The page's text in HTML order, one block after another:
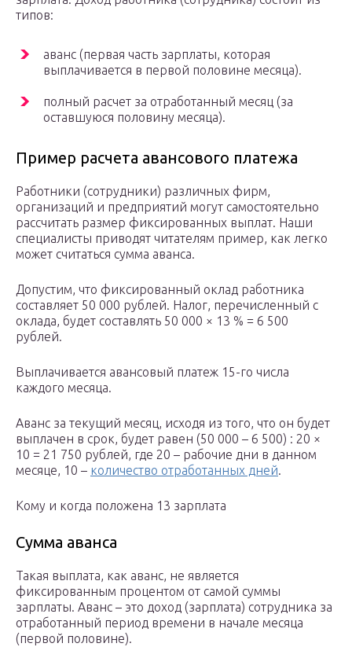
типов:
аванс (первая часть зарплаты, которая
выплачивается в первой половине месяца).
полный расчет за отработанный месяц (за
оставшуюся половину месяца).
Пример расчета авансового платежа
Работники (сотрудники) различных фирм,
организаций и предприятий могут самостоятельно
рассчитать размер фиксированных выплат. Наши
специалисты приводят читателям пример, как легко
может считаться сумма аванса.
Допустим, что фиксированный оклад работника
составляет 50 000 рублей. Налог, перечисленный с
оклада, будет составлять 50 000 × 13 % = 6 500
рублей.
Выплачивается авансовый платеж 15-го числа
каждого месяца.
Аванс за текущий месяц, исходя из того, что он будет
выплачен в срок, будет равен (50 000 – 6 500) : 20 ×
10 = 21 750 рублей, где 20 – рабочие дни в данном
месяце, 10 – количество отработанных дней.
Кому и когда положена 13 зарплата
Сумма аванса
Такая выплата, как аванс, не является
фиксированным процентом от самой суммы
зарплаты. Аванс – это доход (зарплата) сотрудника за
отработанный период времени в начале месяца
(первой половине).